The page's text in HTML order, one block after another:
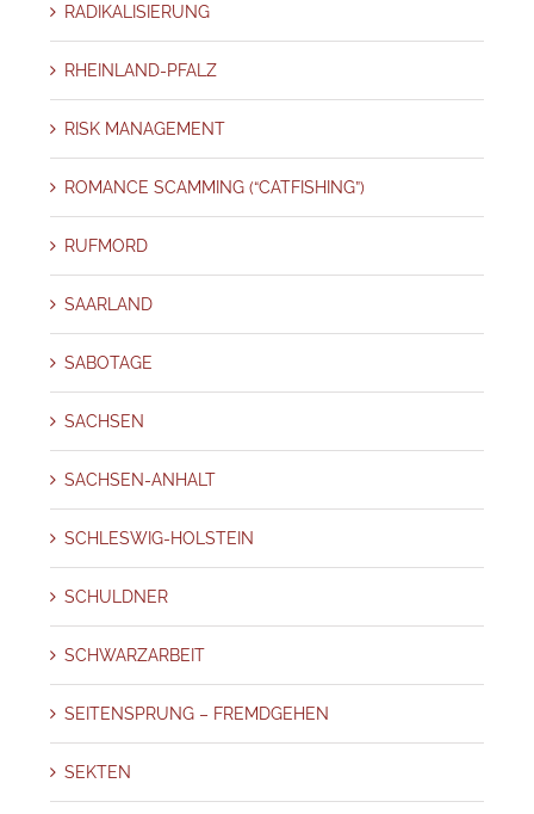
RADIKALISIERUNG
RHEINLAND-PFALZ
RISK MANAGEMENT
ROMANCE SCAMMING (“CATFISHING”)
RUFMORD
SAARLAND
SABOTAGE
SACHSEN
SACHSEN-ANHALT
SCHLESWIG-HOLSTEIN
SCHULDNER
SCHWARZARBEIT
SEITENSPRUNG – FREMDGEHEN
SEKTEN